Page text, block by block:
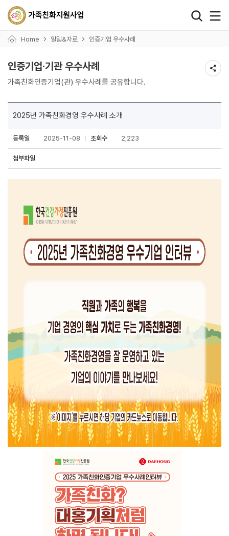
Home 알림&자료 인증기업 우수사례
인증기업·기관 우수사례
가족친화인증기업(관) 우수사례를 공유합니다.
2025년 가족친화경영 우수사례 소개
등록일 2025-11-08 조회수 2,223
첨부파일